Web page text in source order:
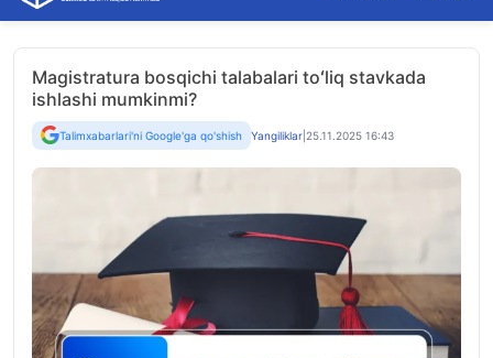
content
Magistratura bosqichi talabalari toʻliq stavkada
ishlashi mumkinmi?
Talimxabarlari'ni Google'ga qo'shish Yangiliklar 25.11.2025 16:43